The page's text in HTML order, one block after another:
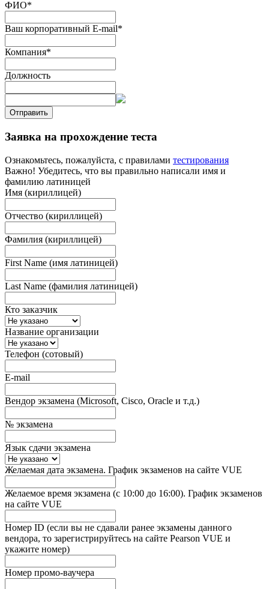
ФИО*
Ваш корпоративный E-mail*
Компания*
Должность
Отправить
Заявка на прохождение теста
Ознакомьтесь, пожалуйста, с правилами тестирования
Важно! Убедитесь, что вы правильно написали имя и
фамилию латиницей
Имя (кириллицей)
Отчество (кириллицей)
Фамилия (кириллицей)
First Name (имя латиницей)
Last Name (фамилия латиницей)
Кто заказчик
Название организации
Телефон (сотовый)
E-mail
Вендор экзамена (Microsoft, Cisco, Oracle и т.д.)
№ экзамена
Язык сдачи экзамена
Желаемая дата экзамена. График экзаменов на сайте VUE
Желаемое время экзамена (с 10:00 до 16:00). График экзаменов
на сайте VUE
Номер ID (если вы не сдавали ранее экзамены данного
вендора, то зарегистрируйтесь на сайте Pearson VUE и
укажите номер)
Номер промо-ваучера